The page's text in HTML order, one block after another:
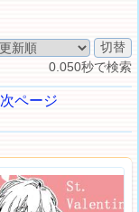
0.050秒で検索
次ページ